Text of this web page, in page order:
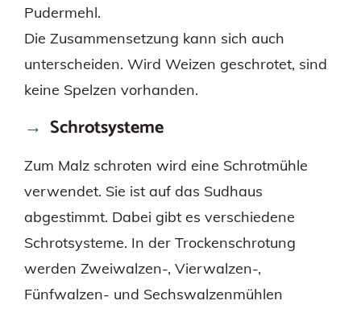
Pudermehl.
Die Zusammensetzung kann sich auch
unterscheiden. Wird Weizen geschrotet, sind
keine Spelzen vorhanden.
Schrotsysteme
Zum Malz schroten wird eine Schrotmühle
verwendet. Sie ist auf das Sudhaus
abgestimmt. Dabei gibt es verschiedene
Schrotsysteme. In der Trockenschrotung
werden Zweiwalzen-, Vierwalzen-,
Fünfwalzen- und Sechswalzenmühlen